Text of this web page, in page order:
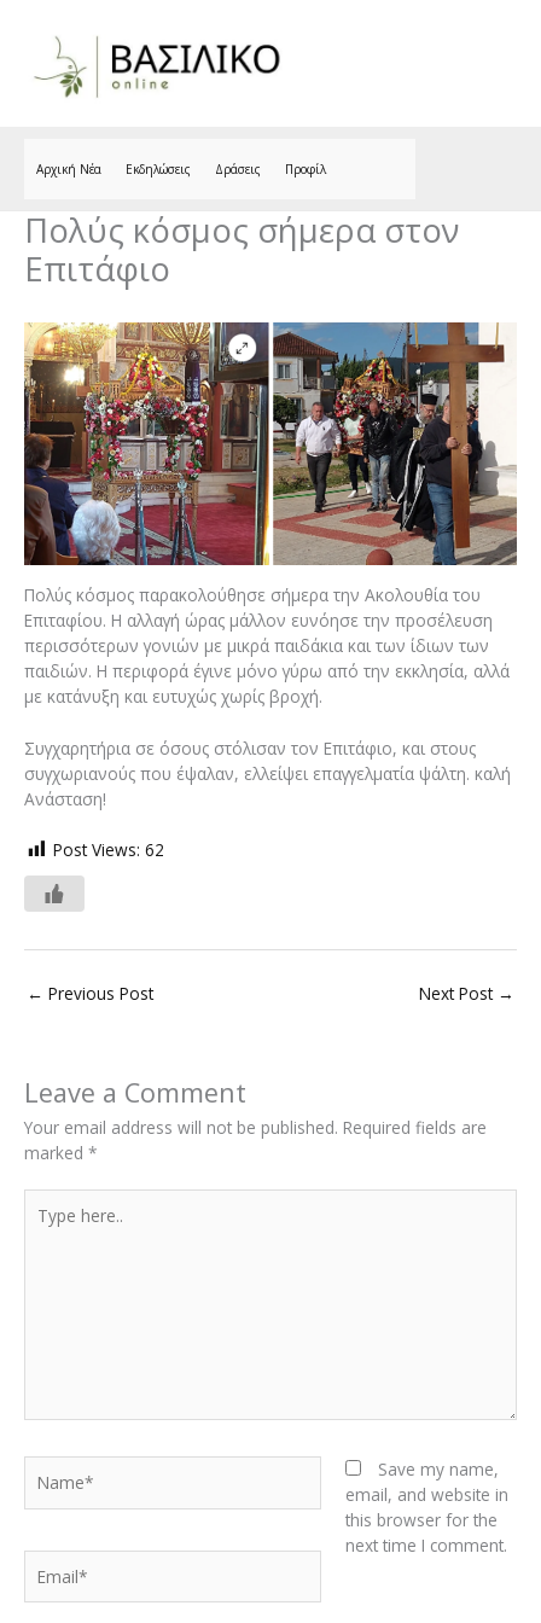
Αρχική Νέα Εκδηλώσεις Δράσεις Προφίλ
Πολύς κόσμος σήμερα στον
Επιτάφιο
Πολύς κόσμος παρακολούθησε σήμερα την Ακολουθία του
Επιταφίου. Η αλλαγή ώρας μάλλον ευνόησε την προσέλευση
περισσότερων γονιών με μικρά παιδάκια και των ίδιων των
παιδιών. Η περιφορά έγινε μόνο γύρω από την εκκλησία, αλλά
με κατάνυξη και ευτυχώς χωρίς βροχή.
Συγχαρητήρια σε όσους στόλισαν τον Επιτάφιο, και στους
συγχωριανούς που έψαλαν, ελλείψει επαγγελματία ψάλτη. καλή
Ανάσταση!
Post Views: 62
← Previous Post Next Post →
Leave a Comment
Your email address will not be published. Required fields are
marked *
here..
Save my name,
email, and website in
this browser for the
next time I comment.